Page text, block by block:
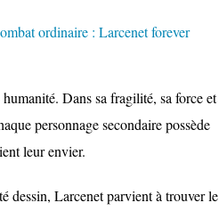
Dans sa fragilité, sa force et
personnage secondaire possède
leur envier.
dessin, Larcenet parvient à trouver le